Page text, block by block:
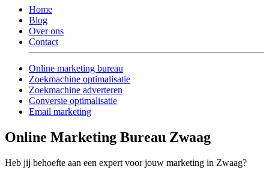
Home
Blog
Over ons
Contact
Online marketing bureau
Zoekmachine optimalisatie
Zoekmachine adverteren
Conversie optimalisatie
Email marketing
Online Marketing Bureau Zwaag
Heb jij behoefte aan een expert voor jouw marketing in Zwaag?